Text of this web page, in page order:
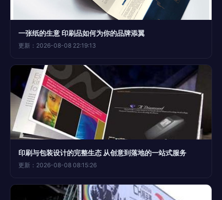
一张纸的生意 印刷品如何为你的品牌添翼
更新：2026-08-08 22:19:13
印刷与包装设计的完整生态 从创意到落地的一站式服务
更新：2026-08-08 08:15:26